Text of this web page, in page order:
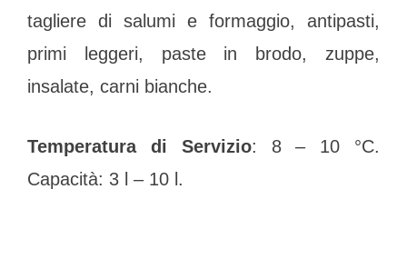
tagliere di salumi e formaggio, antipasti,
primi leggeri, paste in brodo, zuppe,
insalate, carni bianche.
Temperatura di Servizio: 8 – 10 °C.
Capacità: 3 l – 10 l.